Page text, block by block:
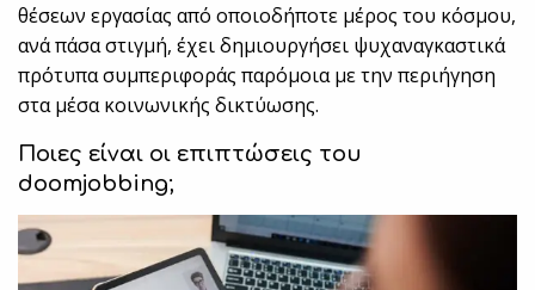
θέσεων εργασίας από οποιοδήποτε μέρος του κόσμου,
ανά πάσα στιγμή, έχει δημιουργήσει ψυχαναγκαστικά
πρότυπα συμπεριφοράς παρόμοια με την περιήγηση
στα μέσα κοινωνικής δικτύωσης.
Ποιες είναι οι επιπτώσεις του
doomjobbing;